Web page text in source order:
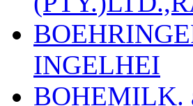
INGELHEI
BOHEMILK.